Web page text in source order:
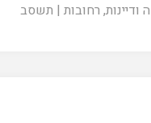
ודיינות, רחובות | תשסב